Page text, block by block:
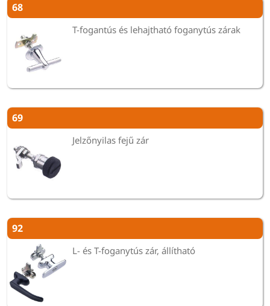
68
T-fogantús és lehajtható foganytús zárak
69
Jelzőnyilas fejű zár
92
L- és T-foganytús zár, állítható